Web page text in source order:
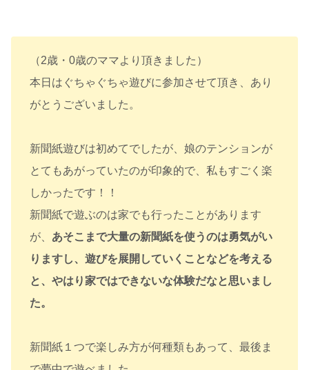
（2歳・0歳のママより頂きました）
本日はぐちゃぐちゃ遊びに参加させて頂き、あり
がとうございました。
新聞紙遊びは初めてでしたが、娘のテンションが
とてもあがっていたのが印象的で、私もすごく楽
しかったです！！
新聞紙で遊ぶのは家でも行ったことがあります
が、 あそこまで大量の新聞紙を使うのは勇気がい
りますし、遊びを展開していくことなどを考える
と、やはり家ではできないな体験だなと思いまし
た。
新聞紙１つで楽しみ方が何種類もあって、最後ま